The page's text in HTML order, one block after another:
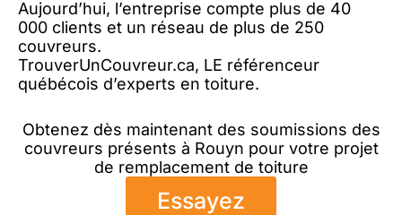
Aujourd’hui, l’entreprise compte plus de 40
000 clients et un réseau de plus de 250
couvreurs.
TrouverUnCouvreur.ca, LE référenceur
québécois d’experts en toiture.
Obtenez dès maintenant des soumissions des
couvreurs présents à Rouyn pour votre projet
de remplacement de toiture
Essayez